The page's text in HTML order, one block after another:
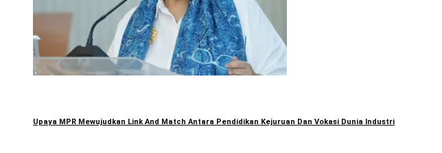
Upaya MPR Mewujudkan Link And Match Antara Pendidikan Kejuruan Dan Vokasi Dunia Industri